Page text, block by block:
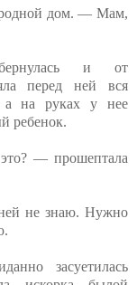
дом. — Мам,
и от
перед ней вся
а на руках у нее
ребенок.
— прошептала
не знаю. Нужно
засуетилась